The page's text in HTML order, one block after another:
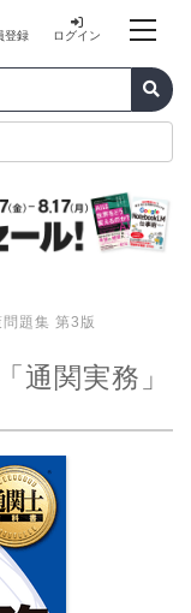
登録 ログイン
題集 第3版
通関実務」